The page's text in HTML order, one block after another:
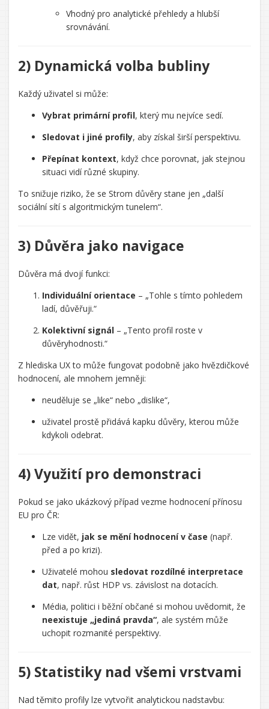
Vhodný pro analytické přehledy a hlubší
srovnávání.
2) Dynamická volba bubliny
Každý uživatel si může:
Vybrat primární profil, který mu nejvíce sedí.
Sledovat i jiné profily, aby získal širší perspektivu.
Přepínat kontext, když chce porovnat, jak stejnou
situaci vidí různé skupiny.
To snižuje riziko, že se Strom důvěry stane jen „další
sociální sítí s algoritmickým tunelem“.
3) Důvěra jako navigace
Důvěra má dvojí funkci:
Individuální orientace – „Tohle s tímto pohledem
ladí, důvěřuji.“
Kolektivní signál – „Tento profil roste v
důvěryhodnosti.“
Z hlediska UX to může fungovat podobně jako hvězdičkové
hodnocení, ale mnohem jemněji:
neuděluje se „like“ nebo „dislike“,
uživatel prostě přidává kapku důvěry, kterou může
kdykoli odebrat.
4) Využití pro demonstraci
Pokud se jako ukázkový případ vezme hodnocení přínosu
EU pro ČR:
Lze vidět, jak se mění hodnocení v čase (např.
před a po krizi).
Uživatelé mohou sledovat rozdílné interpretace
dat, např. růst HDP vs. závislost na dotacích.
Média, politici i běžní občané si mohou uvědomit, že
neexistuje „jediná pravda“, ale systém může
uchopit rozmanité perspektivy.
5) Statistiky nad všemi vrstvami
Nad těmito profily lze vytvořit analytickou nadstavbu: